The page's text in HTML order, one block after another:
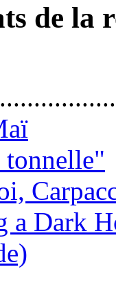
de la
tonnelle"
a Dark